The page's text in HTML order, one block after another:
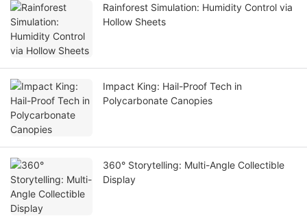
Rainforest Simulation: Humidity Control via
Hollow Sheets
Impact King: Hail-Proof Tech in
Polycarbonate Canopies
360° Storytelling: Multi-Angle Collectible
Display